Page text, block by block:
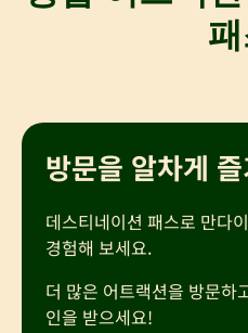
방문을 알차게
데스티네이션 패스로 만다
경험해 보세요.
더 많은 어트랙션을 방문하
인을 받으세요!